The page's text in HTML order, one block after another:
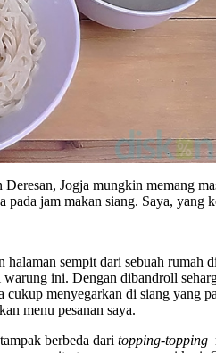
Jogja mungkin memang
jam makan siang. Saya,
halaman sempit dari sebuah
ini. Dengan dibandroll
cukup menyegarkan di siang
menu pesanan saya.
berbeda dari topping-topping